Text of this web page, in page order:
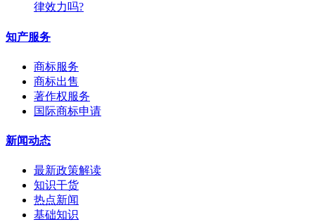
律效力吗?
知产服务
商标服务
商标出售
著作权服务
国际商标申请
新闻动态
最新政策解读
知识干货
热点新闻
基础知识